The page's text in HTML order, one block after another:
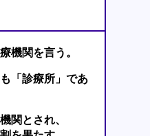
機関を言う。
「診療所」であ
関とされ、